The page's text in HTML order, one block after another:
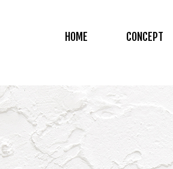
HOME CONCEPT